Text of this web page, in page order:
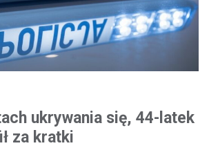
ukrywania się, 44-latek
za kratki